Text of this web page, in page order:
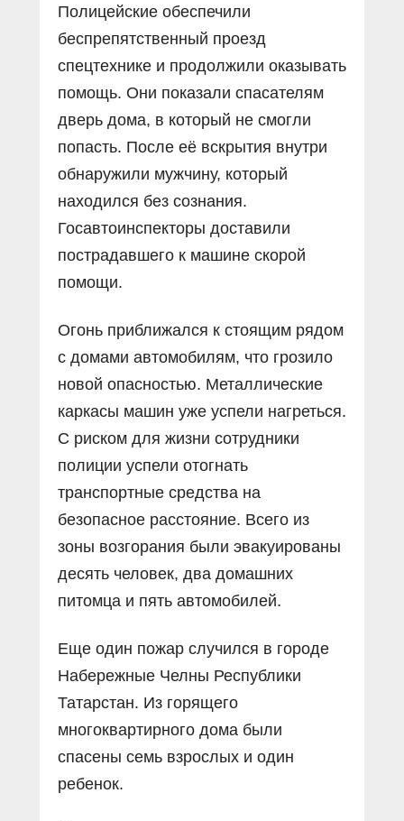
Полицейские обеспечили
беспрепятственный проезд
спецтехнике и продолжили оказывать
помощь. Они показали спасателям
дверь дома, в который не смогли
попасть. После её вскрытия внутри
обнаружили мужчину, который
находился без сознания.
Госавтоинспекторы доставили
пострадавшего к машине скорой
помощи.
Огонь приближался к стоящим рядом
с домами автомобилям, что грозило
новой опасностью. Металлические
каркасы машин уже успели нагреться.
С риском для жизни сотрудники
полиции успели отогнать
транспортные средства на
безопасное расстояние. Всего из
зоны возгорания были эвакуированы
десять человек, два домашних
питомца и пять автомобилей.
Еще один пожар случился в городе
Набережные Челны Республики
Татарстан. Из горящего
многоквартирного дома были
спасены семь взрослых и один
ребенок.